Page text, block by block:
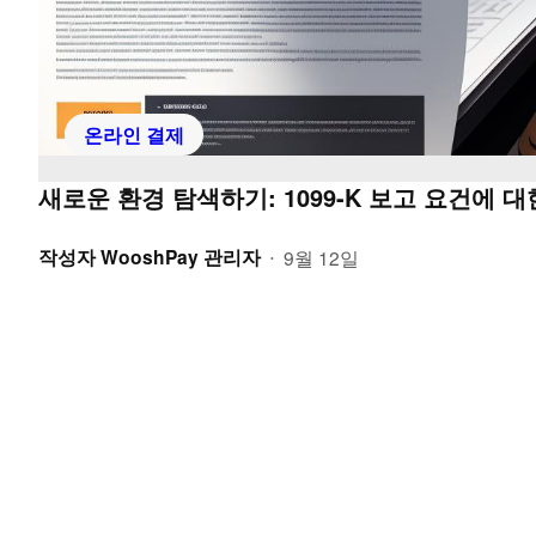
온라인 결제
새로운 환경 탐색하기: 1099-K 보고 요건에
작성자WooshPay 관리자 • 9월 12일